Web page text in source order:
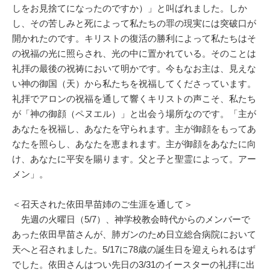
しをお見捨てになったのですか）」と叫ばれました。しか
し、その苦しみと死によって私たちの罪の現実には突破口が
開かれたのです。キリストの復活の勝利によって私たちはそ
の祝福の光に照らされ、光の中に置かれている。そのことは
礼拝の最後の祝祷において明かです。今もなお主は、見えな
い神の御国（天）から私たちを祝福してくださっています。
礼拝でアロンの祝福を通して響くキリストの声こそ、私たち
が「神の御顔（ペヌエル）」と出会う場所なのです。「主が
あなたを祝福し、あなたを守られます。主が御顔をもってあ
なたを照らし、あなたを恵まれます。主が御顔をあなたに向
け、あなたに平安を賜ります。父と子と聖霊によって。アー
メン」。
＜召天された依田早苗姉のご生涯を通して＞
先週の火曜日（5/7）、神学校教会時代からのメンバーで
あった依田早苗さんが、肺ガンのため日立総合病院において
天へと召されました。5/17に78歳の誕生日を迎えられるはず
でした。依田さんはつい先日の3/31のイースターの礼拝に出